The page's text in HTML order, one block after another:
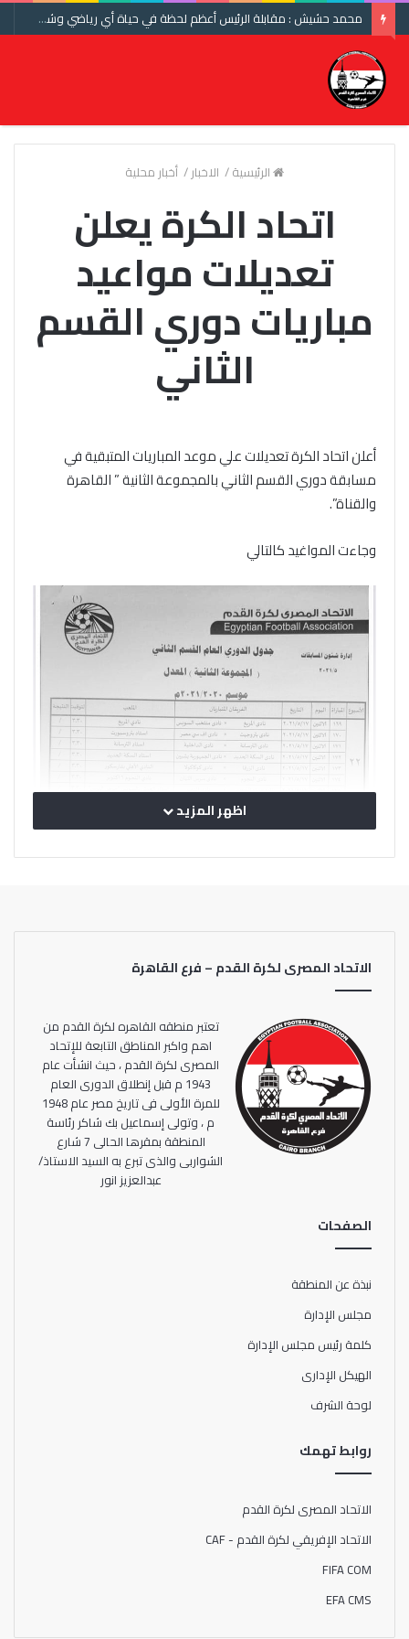
محمد حشيش : مقابلة الرئيس أعظم لحظة في حياة أي رياضي وشكرا اتحاد الكرة ومنتخب مصر
الرئيسية/ الاخبار/ أخبار محلية
اتحاد الكرة يعلن
تعديلات مواعيد
مباريات دوري القسم
الثاني
أعلن اتحاد الكرة تعديلات علي موعد المباريات المتبقية في
مسابقة دوري القسم الثاني بالمجموعة الثانية ” القاهرة
والقناة”.
وجاءت المواغيد كالتالي
اظهر المزيد
الاتحاد المصرى لكرة القدم – فرع القاهرة
تعتبر منطقه القاهره لكرة القدم من
اهم واكبر المناطق التابعة للإتحاد
المصرى لكرة القدم ، حيث انشأت عام
1943 م قبل إنطلاق الدورى العام
للمرة الأولى فى تاريخ مصر عام 1948
م ، وتولى إسماعيل بك شاكر رئاسة
المنطقة بمقرها الحالى 7 شارع
الشواربى والذى تبرع به السيد الاستاذ/
عبدالعزيز انور
الصفحات
نبذة عن المنطقة
مجلس الإدارة
كلمة رئيس مجلس الإدارة
الهيكل الإدارى
لوحة الشرف
روابط تهمك
الاتحاد المصرى لكرة القدم
الاتحاد الإفريقي لكرة القدم - CAF
FIFA COM
EFA CMS